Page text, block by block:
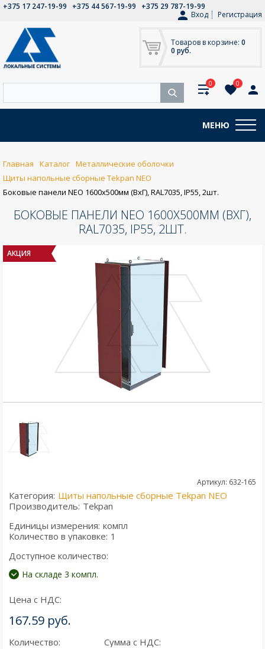
+375 17 247-19-99 +375 44 567-19-99
+375 29 787-19-99
Вход
Регистрация
Товаров в корзине: 0
0 руб.
0 0
МЕНЮ
Главная Каталог Металлические оболочки
Щиты напольные сборные Tekpan NEO
Боковые панели NEO 1600x500мм (ВxГ), RAL7035, IP55, 2шт.
БОКОВЫЕ ПАНЕЛИ NEO 1600X500ММ (ВXГ),
RAL7035, IP55, 2ШТ.
АКЦИЯ
Артикул: 632-165
Категория: Щиты напольные сборные Tekpan NEO
Производитель: Tekpan
Единицы измерения: компл
Количество в упаковке: 1
Доступное количество:
На складе 3 компл.
Цена с НДС:
167.59 руб.
Количество: Сумма с НДС: